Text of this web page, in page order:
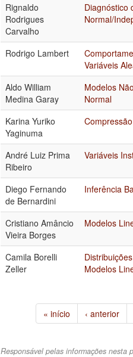
Rignaldo
Rodrigues
Carvalho
Diagnóstico
Normal/
Rodrigo Lambert
Variáveis
Aldo William
Medina Garay
Modelos
Normal
Karina Yuriko
Yaginuma
André Luiz Prima
Ribeiro
Variáveis
Diego Fernando
de Bernardini
Inferência
Cristiano Amâncio
Vieira Borges
Modelos
Camila Borelli
Zeller
Modelos
« início ‹ anterior
Responsável pelas informações nesta